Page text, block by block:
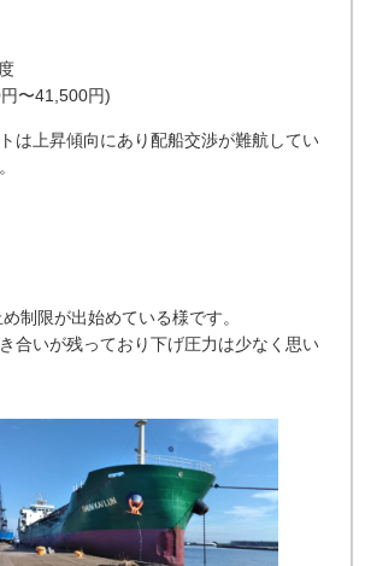
〜41,500円)
は上昇傾向にあり配船交渉が難航してい
制限が出始めている様です。
合いが残っており下げ圧力は少なく思い